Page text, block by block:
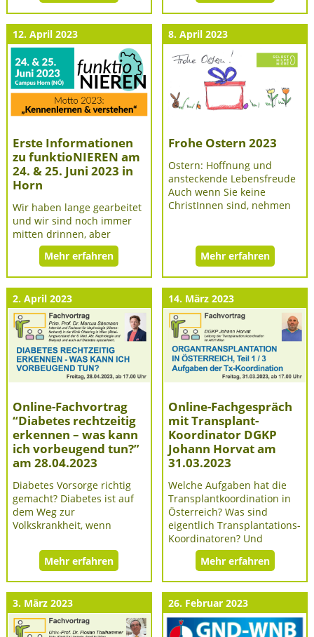
12. April 2023
Erste Informationen
zu funktioNIEREN am
24. & 25. Juni 2023 in
Horn
Wir haben lange gearbeitet
und wir sind noch immer
mitten drinnen, aber
Mehr erfahren
8. April 2023
Frohe Ostern 2023
Ostern: Hoffnung und
ansteckende Lebensfreude
Auch wenn Sie keine
ChristInnen sind, nehmen
Mehr erfahren
2. April 2023
Online-Fachvortrag
“Diabetes rechtzeitig
erkennen – was kann
ich vorbeugend tun?”
am 28.04.2023
Diabetes Vorsorge richtig
gemacht? Diabetes ist auf
dem Weg zur
Volkskrankheit, wenn
Mehr erfahren
14. März 2023
Online-Fachgespräch
mit Transplant-
Koordinator DGKP
Johann Horvat am
31.03.2023
Welche Aufgaben hat die
Transplantkoordination in
Österreich? Was sind
eigentlich Transplantations-
Koordinatoren? Und
Mehr erfahren
3. März 2023 26. Februar 2023